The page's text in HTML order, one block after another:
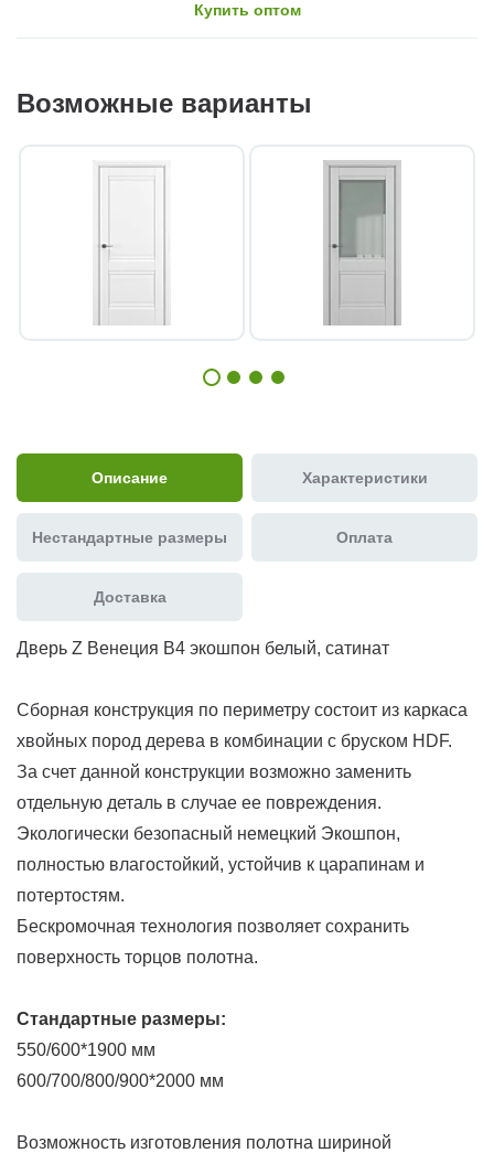
Купить оптом
Возможные варианты
Описание Характеристики
Нестандартные размеры Оплата
Доставка
Дверь Z Венеция В4 экошпон белый, сатинат
Сборная конструкция по периметру состоит из каркаса
хвойных пород дерева в комбинации с бруском HDF.
За счет данной конструкции возможно заменить
отдельную деталь в случае ее повреждения.
Экологически безопасный немецкий Экошпон,
полностью влагостойкий, устойчив к царапинам и
потертостям.
Бескромочная технология позволяет сохранить
поверхность торцов полотна.
Стандартные размеры:
550/600*1900 мм
600/700/800/900*2000 мм
Возможность изготовления полотна шириной